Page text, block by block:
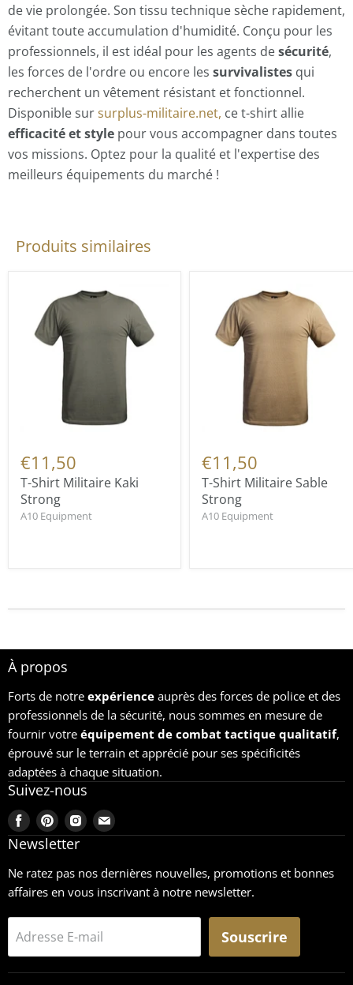
de vie prolongée. Son tissu technique sèche rapidement,
évitant toute accumulation d'humidité. Conçu pour les
professionnels, il est idéal pour les agents desécurité,
les forces de l'ordre ou encore les survivalistes qui
recherchent un vêtement résistant et fonctionnel.
Disponible sursurplus-militaire.net, ce t-shirt allie
efficacité et style pour vous accompagner dans toutes
vos missions. Optez pour la qualité et l'expertise des
meilleurs équipements du marché !
Produits similaires
€11,50
T-Shirt Militaire Kaki
Strong
A10 Equipment
€11,50
T-Shirt Militaire Sable
Strong
A10 Equipment
À propos
Forts de notre expérience auprès des forces de police et des
professionnels de la sécurité, nous sommes en mesure de
fournir votre équipement de combat tactique qualitatif,
éprouvé sur le terrain et apprécié pour ses spécificités
adaptées à chaque situation.
Suivez-nous
Trouvez-
nous
Facebook
Trouvez-
nous
Pinterest
Trouvez-
nous
Trouvez-
nous
Newsletter
Ne ratez pas nos dernières nouvelles, promotions et bonnes
affaires en vous inscrivant à notre newsletter.
Adresse E-mail Souscrire